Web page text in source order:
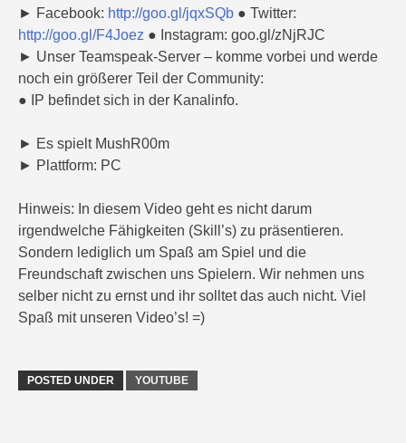
► Facebook: http://goo.gl/jqxSQb ● Twitter:
http://goo.gl/F4Joez ● Instagram: goo.gl/zNjRJC
► Unser Teamspeak-Server – komme vorbei und werde
noch ein größerer Teil der Community:
● IP befindet sich in der Kanalinfo.
► Es spielt MushR00m
► Plattform: PC
Hinweis: In diesem Video geht es nicht darum
irgendwelche Fähigkeiten (Skill’s) zu präsentieren.
Sondern lediglich um Spaß am Spiel und die
Freundschaft zwischen uns Spielern. Wir nehmen uns
selber nicht zu ernst und ihr solltet das auch nicht. Viel
Spaß mit unseren Video’s! =)
POSTED UNDER YOUTUBE